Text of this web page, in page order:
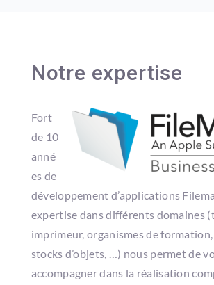
Notre expertise
Fort
de 10
anné
es de
développement d’applications
expertise dans différents domaines
imprimeur, organismes de
stocks d’objets, …) nous permet de
accompagner dans la réalisation